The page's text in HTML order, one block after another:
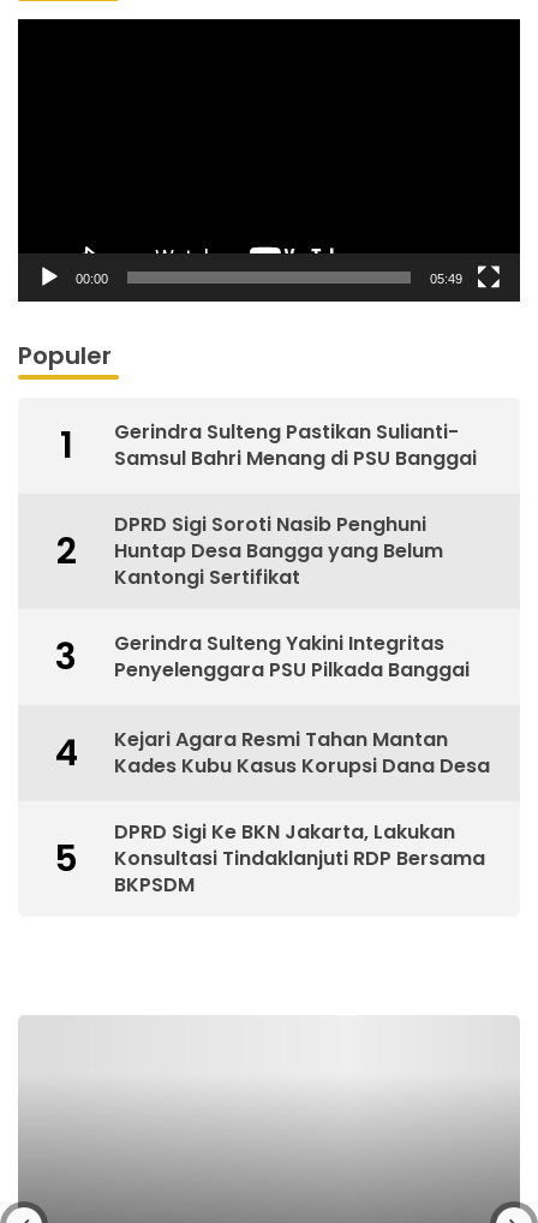
00:00 05:49
Populer
1
Gerindra Sulteng Pastikan Sulianti-
Samsul Bahri Menang di PSU Banggai
2
DPRD Sigi Soroti Nasib Penghuni
Huntap Desa Bangga yang Belum
Kantongi Sertifikat
3
Gerindra Sulteng Yakini Integritas
Penyelenggara PSU Pilkada Banggai
4
Kejari Agara Resmi Tahan Mantan
Kades Kubu Kasus Korupsi Dana Desa
5
DPRD Sigi Ke BKN Jakarta, Lakukan
Konsultasi Tindaklanjuti RDP Bersama
BKPSDM